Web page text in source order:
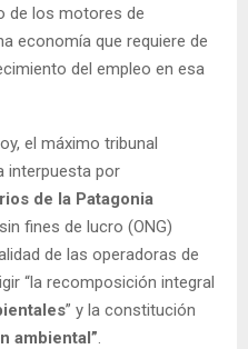
de los motores de
economía que requiere de
del empleo en esa
el máximo tribunal
interpuesta por
de la Patagonia
fines de lucro (ONG)
de las operadoras de
“la recomposición integral
” y la constitución
ambiental”.